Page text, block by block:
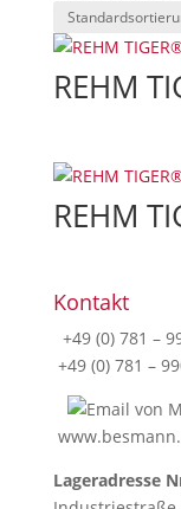
REHM
REHM
Kontakt
+49 (0) 781 –
+49 (0) 781 –
Lageradresse